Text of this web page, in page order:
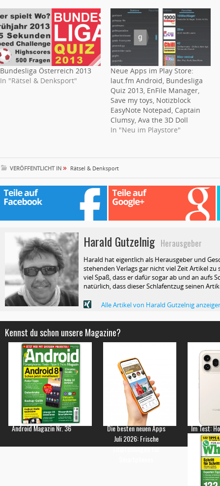
Bundesliga Österreich 2013
In "Rätsel & Denksport"
Neue Apps im Play Store:
laut.fm Android, Bundesliga
Quiz 2013, EnFile Manager,
Save my toys, Notizblock
EasyNote Notepad, Captain
Clumsy, Ava the 3D Doll
In "Neu im Playstore"
VERÖFFENTLICHT IN » Rätsel & Denksport
Harald GutzelnigHerausgeber
Harald hat eigentlich als Herausgeber und
stehenden Verlags gar nicht viel Zeit Artikel
viel Spaß, dass er dafür sogar ab und an aufs
natürlich, dass dieser Schlafentzug seinen
Alle Artikel von Harald Gutzelnig
Kennst du schon unsere Magazine?
Android Magazin Nr. 36
Die besten neuen Apps
Juli 2026: Frische
Empfehlungen für
Im Test: